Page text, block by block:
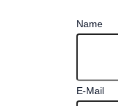
Name
E-Mail